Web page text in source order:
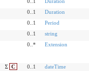
0..1
Duration
0..1
Period
0..1
string
0..* Extension
Σ C 0..1
dateTime